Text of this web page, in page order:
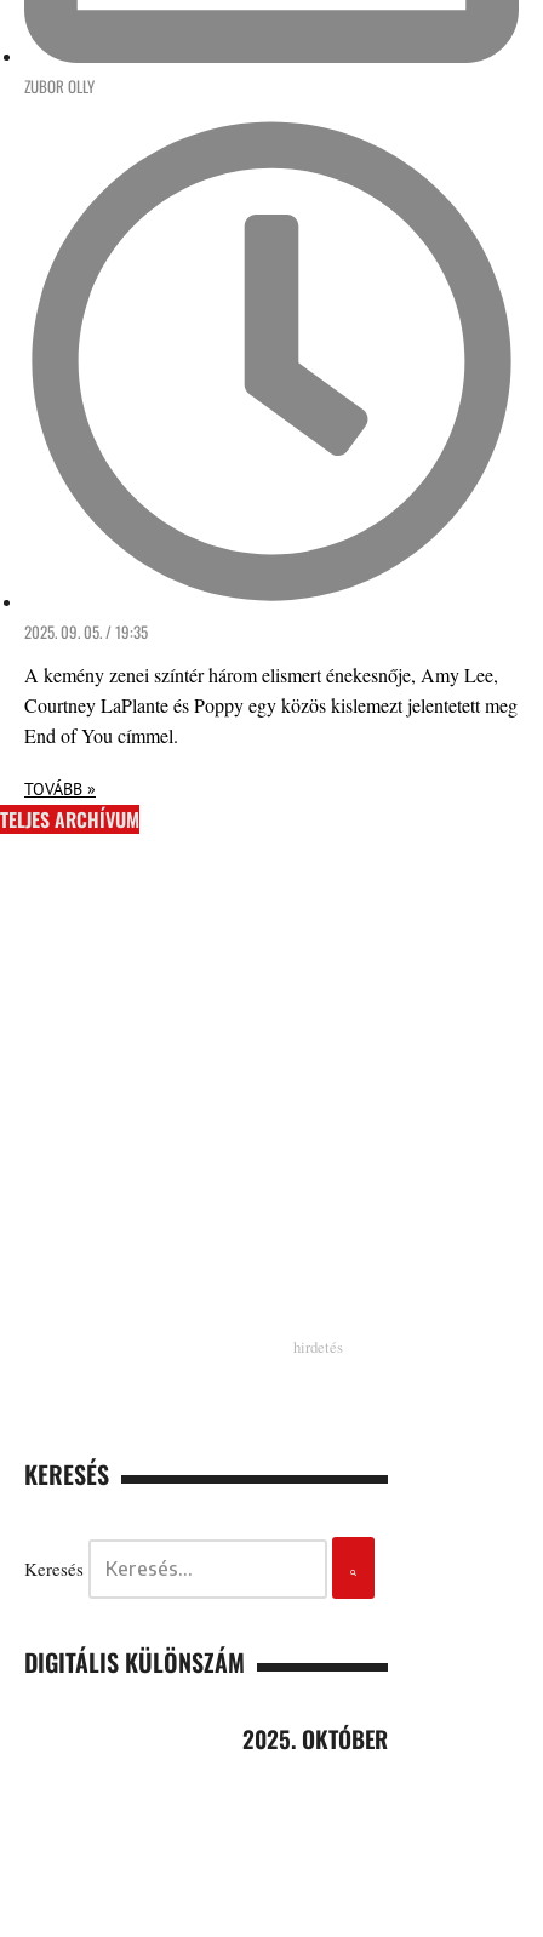
ZUBOR OLLY
2025. 09. 05. / 19:35
A kemény zenei színtér három elismert énekesnője, Amy Lee,
Courtney LaPlante és Poppy egy közös kislemezt jelentetett meg
End of You címmel.
TOVÁBB »
TELJES ARCHÍVUM
KERESÉS
Keresés
DIGITÁLIS KÜLÖNSZÁM
2025. OKTÓBER